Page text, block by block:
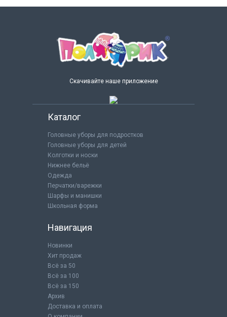
Скачивайте наше приложение
Каталог
Головные уборы для подростков
Головные уборы для детей
Колготки и носки
Нижнее бельё
Одежда
Перчатки/варежки
Шарфы и манишки
Школьная форма
Навигация
Новинки
Хит продаж
Всё за 50
Всё за 100
Всё за 150
Архив
Доставка и оплата